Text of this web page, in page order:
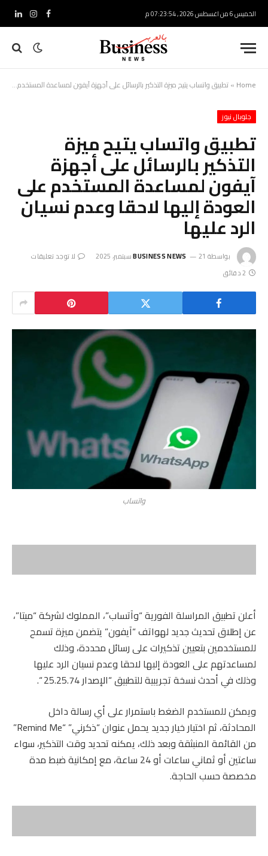
الخميس 6 من اغسطس 2026 , 07:23:55 م فيسبوكالانستغرام
Home
»تطبيق واتساب يتيح ميزة التذكير بالرسائل على أجهزة آيفون لمساعدة المستخدم على العودة إليها لاحقا وعدم نسيان الرد عليها
جلوبال نيوز
تطبيق واتساب يتيح ميزة
التذكير بالرسائل على أجهزة
آيفون لمساعدة المستخدم على
العودة إليها لاحقا وعدم نسيان
الرد عليها
بواسطة BUSINESS NEWS 21 سبتمبر، 2025
لا توجد تعليقات
2 دقائق
واتساب
أعلن تطبيق المراسلة الفورية “وآتساب”، المملوك لشركة “ميتا”،
عن إطلاق تحديث جديد لهواتف “آيفون” يتضمن ميزة تسمح
للمستخدمين بتعيين تذكيرات على رسائل محددة، وذلك
لمساعدتهم على العودة إليها لاحقا وعدم نسيان الرد عليها
وذلك في أحدث نسخة تجريبية للتطبيق “الإصدار 25.25.74 “.
ويمكن للمستخدم الضغط باستمرار على أي رسالة داخل
المحادثة، ثم اختيار خيار جديد يحمل عنوان “ذكرني” “Remind Me”
من القائمة المنبثقة وبعد ذلك، يمكنه تحديد وقت التذكير، سواء
ساعتين أو ثماني ساعات أو 24 ساعة، مع إمكانية ضبط مدة
مخصصة حسب الحاجة.